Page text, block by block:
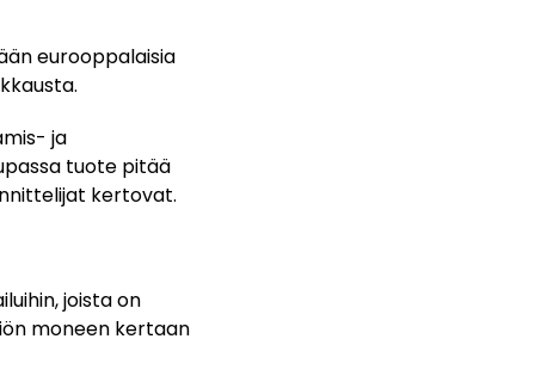
eurooppalaisia
ja
tuote pitää
kertovat.
joista on
moneen kertaan